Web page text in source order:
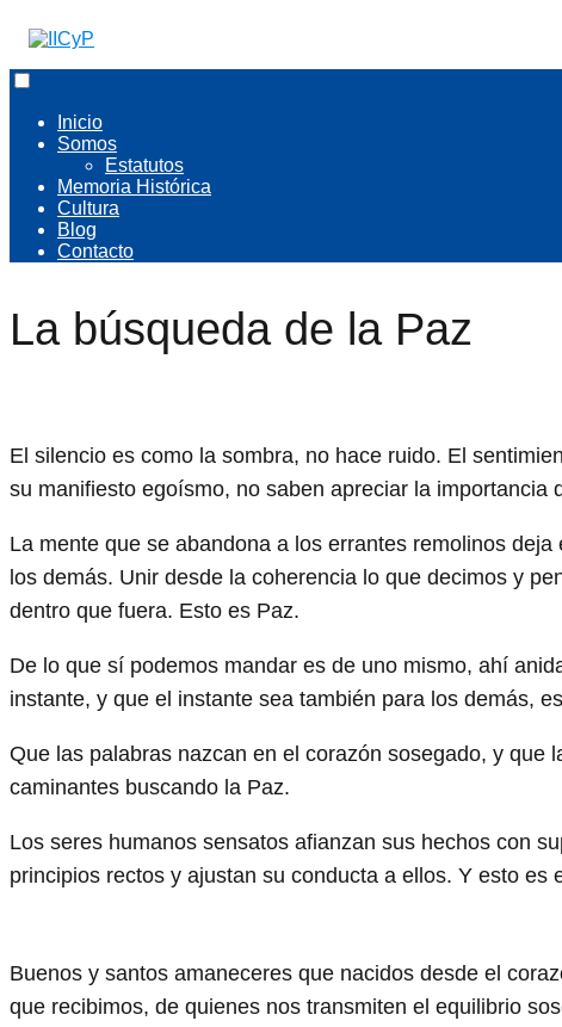
Inicio
Somos
Estatutos
Memoria Histórica
Cultura
Blog
Contacto
La búsqueda de la Paz
El silencio es como la sombra, no hace ruido. El
su manifiesto egoísmo, no saben apreciar la
La mente que se abandona a los errantes remolinos
los demás. Unir desde la coherencia lo que decimos y
dentro que fuera. Esto es Paz.
De lo que sí podemos mandar es de uno mismo, ahí
instante, y que el instante sea también para los demás,
Que las palabras nazcan en el corazón sosegado, y
caminantes buscando la Paz.
Los seres humanos sensatos afianzan sus hechos con
principios rectos y ajustan su conducta a ellos. Y esto es
Buenos y santos amaneceres que nacidos desde el
que recibimos, de quienes nos transmiten el equilibrio